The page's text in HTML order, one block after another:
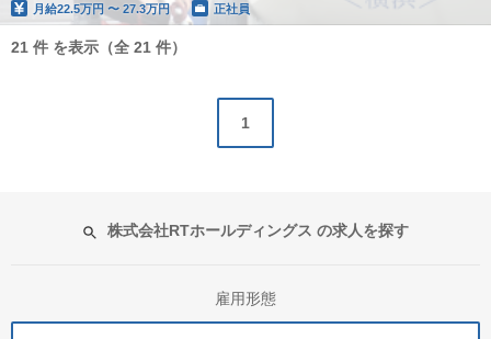
月給22.5万円 〜 27.3万円 正社員
21 件 を表示（全 21 件）
1
株式会社RTホールディングス の求人を探す
雇用形態